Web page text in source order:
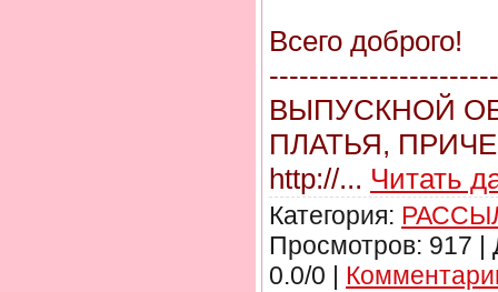
Всего доброго!
ВЫПУСКНОЙ
ПЛАТЬЯ,
http://... Читать
Категория:
Просмотров: 917 |
0.0/0 |